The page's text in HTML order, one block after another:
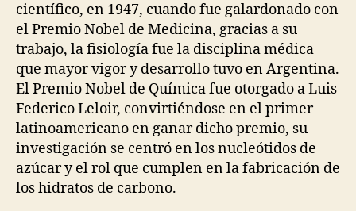
científico, en 1947, cuando fue galardonado con
el Premio Nobel de Medicina, gracias a su
trabajo, la fisiología fue la disciplina médica
que mayor vigor y desarrollo tuvo en Argentina.
El Premio Nobel de Química fue otorgado a Luis
Federico Leloir, convirtiéndose en el primer
latinoamericano en ganar dicho premio, su
investigación se centró en los nucleótidos de
azúcar y el rol que cumplen en la fabricación de
los hidratos de carbono.